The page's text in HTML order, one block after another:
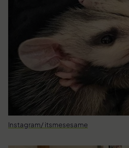
Instagram/ itsmesesame